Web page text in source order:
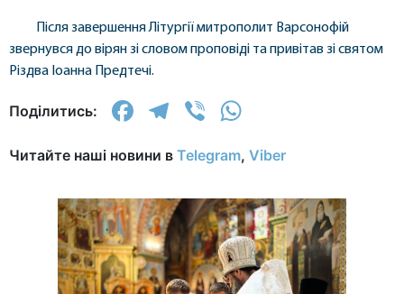
Після завершення Літургії митрополит Варсонофій
звернувся до вірян зі словом проповіді та привітав зі святом
Різдва Іоанна Предтечі.
Поділитись: Facebook
Telegram
Viber
Читайте наші новини в Telegram, Viber